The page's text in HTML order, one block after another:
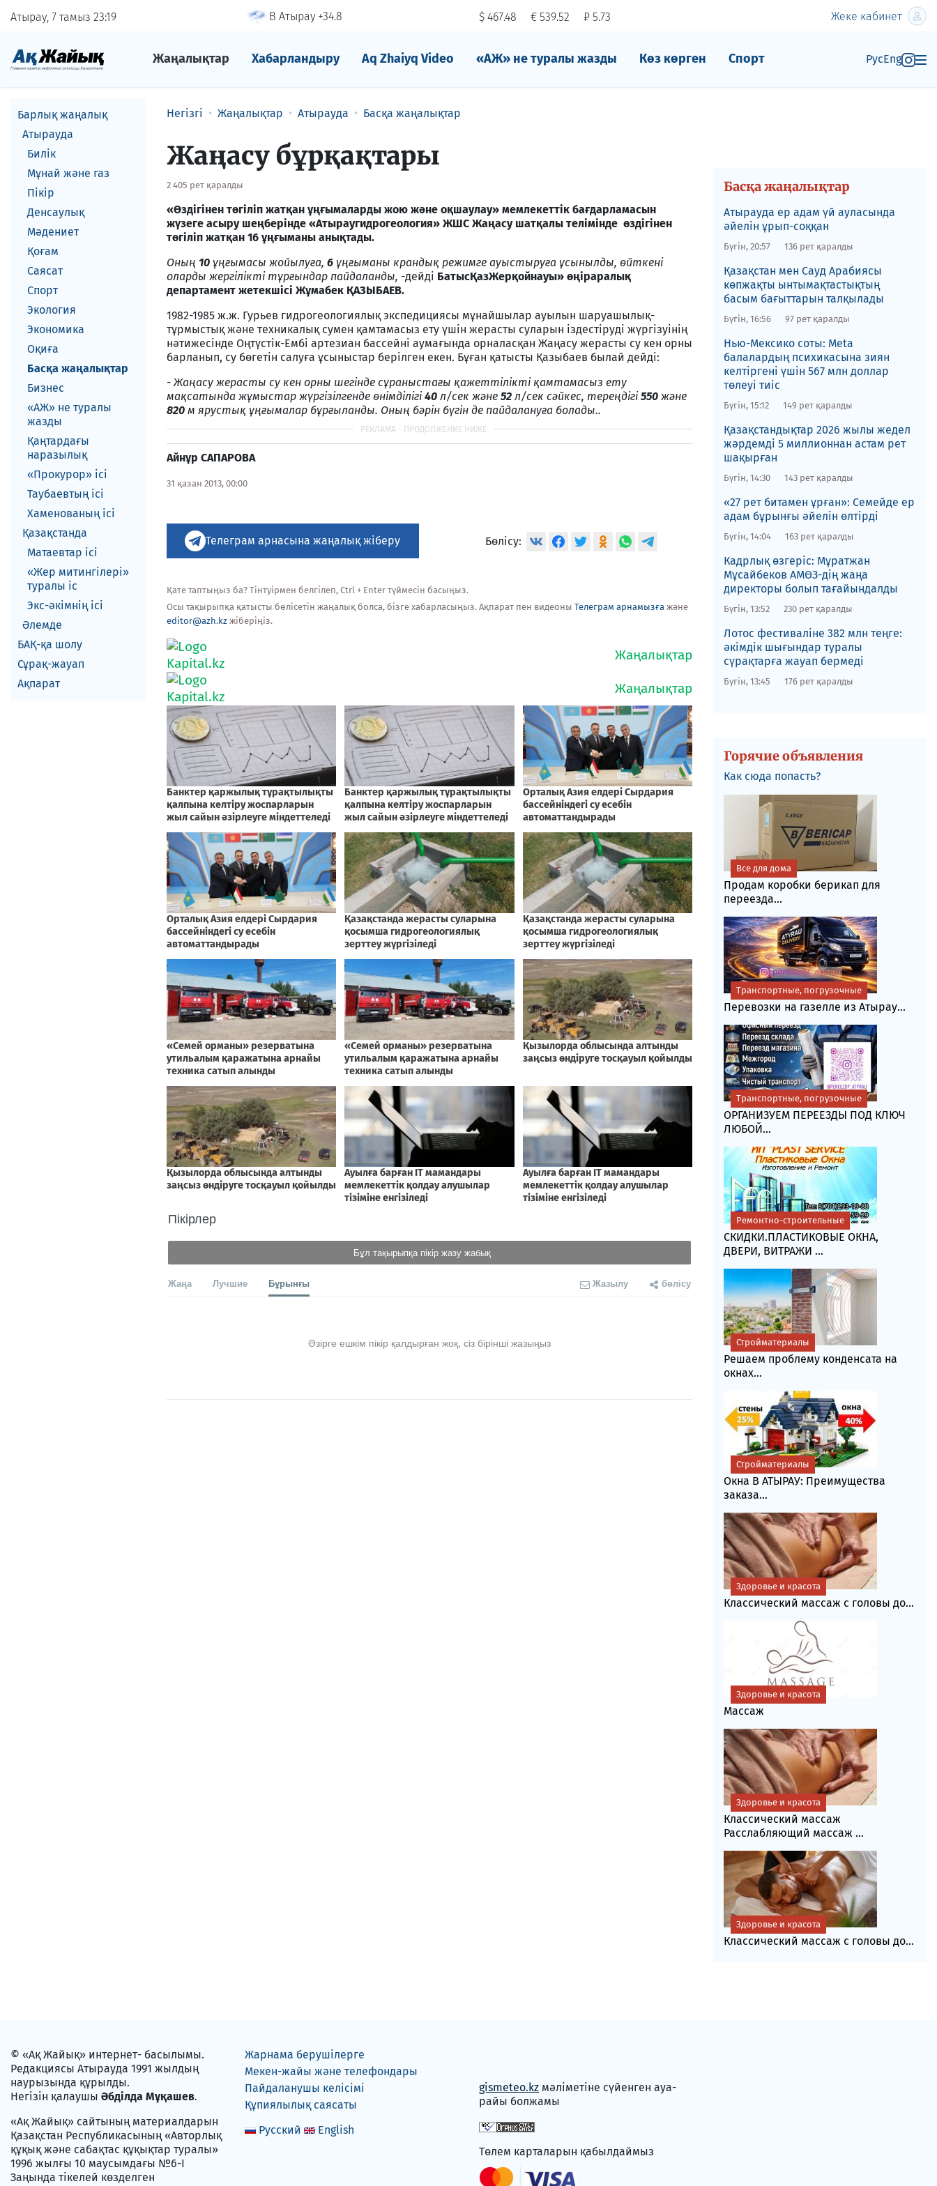
Атырау, 7 тамыз 2319 В Атырау +34.8 $ 467.48 € 539.52 ₽ 5.73 Жеке кабинет
Жаңалықтар Хабарландыру Aq Zhaiyq Video «АЖ» не туралы жазды Көз көрген Спорт РусEng
Барлық жаңалық
Атырауда
Билік
Мұнай және газ
Пікір
Денсаулық
Мәдениет
Қоғам
Саясат
Спорт
Экология
Экономика
Оқиға
Басқа жаңалықтар
Бизнес
«АЖ» не туралы
жазды
Қаңтардағы
наразылық
«Прокурор» ісі
Таубаевтың ісі
Хаменованың ісі
Қазақстанда
Матаевтар ici
«Жер митингілері»
туралы іс
Экс-әкiмнiң iсi
Әлемде
БАҚ-қа шолу
Сұрақ-жауап
Ақпарат
Негізгі Жаңалықтар Атырауда Басқа жаңалықтар
Жаңасу бұрқақтары
2 405 рет қаралды
«Өздігінен төгіліп жатқан ұңғымаларды жою және оқшаулау» мемлекеттік бағдарламасын
жүзеге асыру шеңберінде «Атыраугидрогеология» ЖШС Жаңасу шатқалы телімінде өздігінен
төгіліп жатқан 16 ұңғыманы анықтады.
Оның 10 ұңғымасы жойылуға, 6 ұңғыманы крандық режимге ауыстыруға ұсынылды, өйткені
оларды жергілікті тұрғындар пайдаланды, -дейді БатысҚазЖерқойнауы» өңіраралық
департамент жетекшісі Жұмабек ҚАЗЫБАЕВ.
1982-1985 ж.ж. Гурьев гидрогеологиялық экспедициясы мұнайшылар ауылын шаруашылық-
тұрмыстық және техникалық сумен қамтамасыз ету үшін жерасты суларын іздестіруді жүргізуінің
нәтижесінде Оңтүстік-Ембі артезиан бассейні аумағында орналасқан Жаңасу жерасты су кен орны
барланып, су бөгетін салуға ұсыныстар берілген екен. Бұған қатысты Қазыбаев былай дейді:
- Жаңасу жерасты су кен орны шегінде сұраныстағы қажеттілікті қамтамасыз ету
мақсатында жұмыстар жүргізілгенде өнімділігі40 л/сек және 52 л/сек сәйкес, тереңдігі550 және
820 м ярустық ұңғымалар бұрғыланды. Оның бәрін бүгін де пайдалануға болады..
Айнұр САПАРОВА
31 қазан 2013, 00:00
Телеграм арнасына жаңалық жіберу Бөлісу:
Қате таптыңыз ба? Тінтуірмен белгілеп, Ctrl + Enter түймесін басыңыз.
Осы тақырыпқа қатысты бөлісетін жаңалық болса, бізге хабарласыңыз. Ақпарат пен видеоны Телеграм арнамызға және
editor@azh.kz жіберіңіз.
Пікірлер
Бұл тақырыпқа пікір жазу жабық
Жаңа Лучшие Бұрынғы Жазылу бөлісу
Әзірге ешкім пікір қалдырған жоқ, сіз бірінші жазыңыз
Басқа жаңалықтар
Атырауда ер адам үй ауласында
әйелін ұрып-соққан
Бүгін, 20:57 136 рет қаралды
Қазақстан мен Сауд Арабиясы
көпжақты ынтымақтастықтың
басым бағыттарын талқылады
Бүгін, 16:56 97 рет қаралды
Нью-Мексико соты​: Meta
балалардың психикасына зиян
келтіргені үшін 567 млн доллар
төлеуі тиіс
Бүгін, 15:12 149 рет қаралды
Қазақстандықтар 2026 жылы жедел
жәрдемді 5 миллионнан астам рет
шақырған
Бүгін, 14:30 143 рет қаралды
«27 рет битамен ұрған»: Семейде ер
адам бұрынғы әйелін өлтірді
Бүгін, 14:04 163 рет қаралды
Кадрлық өзгеріс: Мұратжан
Мұсайбеков АМӨЗ-дің жаңа
директоры болып ​тағайындалды
Бүгін, 13:52 230 рет қаралды
Лотос фестиваліне​ 382 млн теңге:
әкімдік шығындар туралы
сүрақтарға жауап бермеді
Бүгін, 13:45 176 рет қаралды
Горячие объявления
Как сюда попасть?
Продам коробки берикап для
переезда...
Все для дома
Перевозки на газелле из Атырау...
Транспортные, погрузочные
ОРГАНИЗУЕМ ПЕРЕЕЗДЫ ПОД КЛЮЧ
ЛЮБОЙ...
Транспортные, погрузочные
СКИДКИ.ПЛАСТИКОВЫЕ ОКНА,
ДВЕРИ, ВИТРАЖИ ...
Ремонтно-строительные
Решаем проблему конденсата на
окнах...
Стройматериалы
Окна В АТЫРАУ: Преимущества
заказа...
Стройматериалы
Классический массаж с головы до...
Здоровье и красота
Массаж
Здоровье и красота
Классический массаж
Расслабляющий массаж ...
Здоровье и красота
Классический массаж с головы до...
Здоровье и красота
© «Ақ Жайық» интернет- басылымы.
Редакциясы Атырауда 1991 жылдың
наурызында құрылды.
Негізін қалаушы Әбділда Мұқашев.
«Ақ Жайық» сайтының материалдарын
Қазақстан Республикасының «Авторлық
құқық және сабақтас құқықтар туралы»
1996 жылғы 10 маусымдағы №6-I
Заңында тікелей көзделген
Жарнама берушілерге
Мекен-жайы және телефондары
Пайдаланушы келісімі
Құпиялылық саясаты
Русский
English
gismeteo.kz мәліметіне сүйенген ауа-
райы болжамы
Төлем карталарын қабылдаймыз